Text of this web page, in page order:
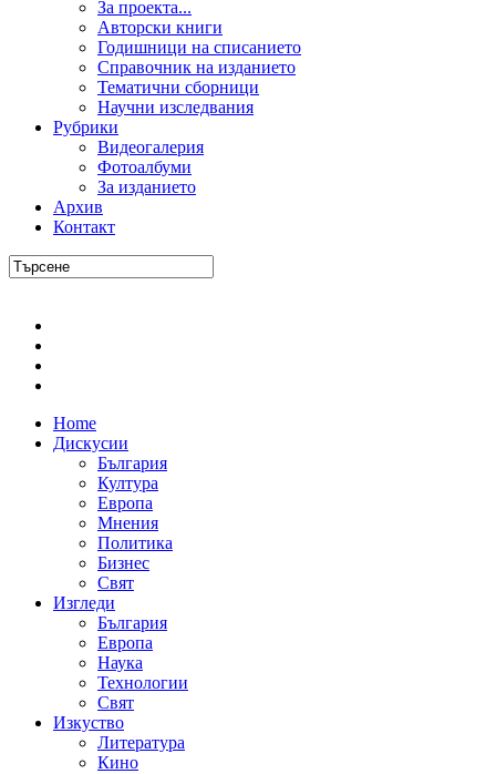
За проекта...
Авторски книги
Годишници на списанието
Справочник на изданието
Тематични сборници
Научни изследвания
Рубрики
Видеогалерия
Фотоалбуми
За изданието
Архив
Контакт
Home
Дискусии
България
Култура
Европа
Мнения
Политика
Бизнес
Свят
Изгледи
България
Европа
Наука
Технологии
Свят
Изкуство
Литература
Кино